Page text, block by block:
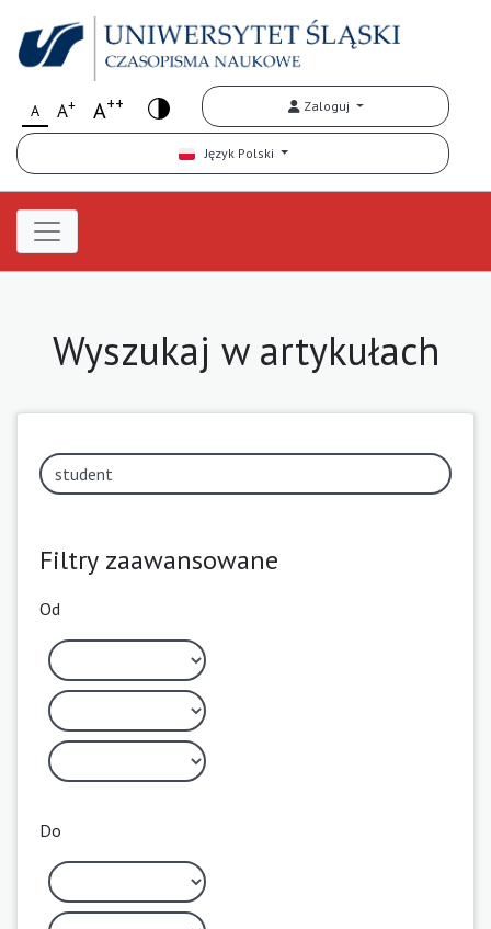
A A+ A++ Zaloguj
Język Polski
Wyszukaj w artykułach
Filtry zaawansowane
Od
Do